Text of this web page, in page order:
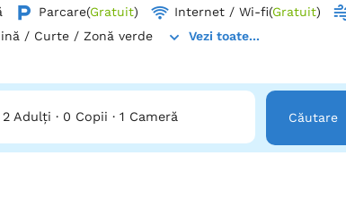
Parcare(Gratuit) Internet / Wi-fi(Gratuit)
/ Curte / Zonă verde
Vezi toate...
2 Adulți· 0 Copii ·1 Cameră Căutare